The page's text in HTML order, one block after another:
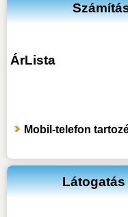
ÁrLista
Mobil-telefon
Látogatás